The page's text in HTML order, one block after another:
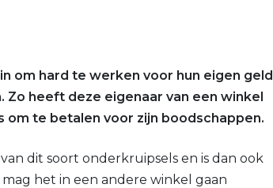
om hard te werken voor hun eigen geld
heeft deze eigenaar van een winkel
om te betalen voor zijn boodschappen.
dit soort onderkruipsels en is dan ook
het in een andere winkel gaan